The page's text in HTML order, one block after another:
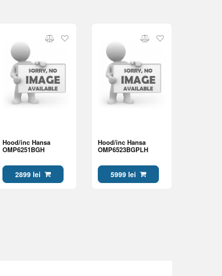
Hood/inc Hansa
OMP6251BGH
2899 lei
Hood/inc Hansa
OMP6523BGPLH
5999 lei